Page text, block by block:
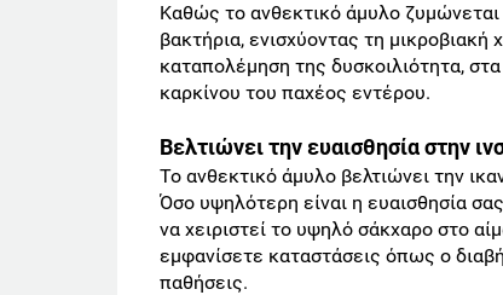
Καθώς το ανθεκτικό άμυλο
βακτήρια, ενισχύοντας τη
καταπολέμηση της δυσκοιλιότητα,
καρκίνου του παχέος εντέρου.
Βελτιώνει την ευαισθησία στην
Το ανθεκτικό άμυλο βελτιώνει την
Όσο υψηλότερη είναι η ευαισθησία
να χειριστεί το υψηλό σάκχαρο στο
εμφανίσετε καταστάσεις όπως ο
παθήσεις.